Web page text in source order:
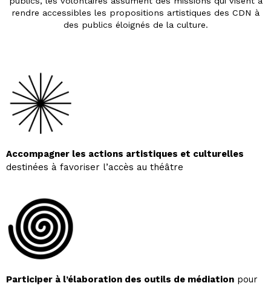
rendre accessibles les propositions artistiques des CDN à
des publics éloignés de la culture.
Accompagner les actions artistiques et culturelles
destinées à favoriser l’accès au théâtre
Participer à l’élaboration des outils de médiation pour